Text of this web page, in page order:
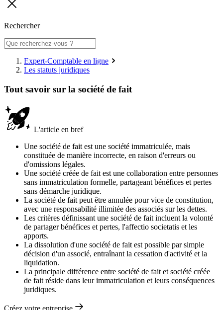
Rechercher
Expert-Comptable en ligne
Les statuts juridiques
Tout savoir sur la société de fait
L'article en bref
Une société de fait est une société immatriculée, mais
constituée de manière incorrecte, en raison d'erreurs ou
d'omissions légales.
Une société créée de fait est une collaboration entre personnes
sans immatriculation formelle, partageant bénéfices et pertes
sans démarche juridique.
La société de fait peut être annulée pour vice de constitution,
avec une responsabilité illimitée des associés sur les dettes.
Les critères définissant une société de fait incluent la volonté
de partager bénéfices et pertes, l'affectio societatis et les
apports.
La dissolution d'une société de fait est possible par simple
décision d'un associé, entraînant la cessation d'activité et la
liquidation.
La principale différence entre société de fait et société créée
de fait réside dans leur immatriculation et leurs conséquences
juridiques.
Créez votre entreprise